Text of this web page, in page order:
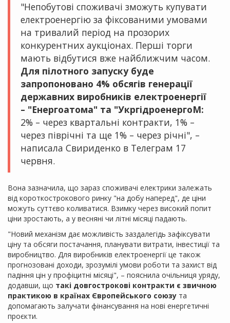
"Непобутові споживачі зможуть купувати
електроенергію за фіксованими умовами
на тривалий період на прозорих
конкурентних аукціонах. Перші торги
мають відбутися вже найближчим часом.
Для пілотного запуску буде
запропоновано 4% обсягів генерації
державних виробників електроенергії
– "Енергоатома" та "УкргідроенергоМ:
2% – через квартальні контракти, 1% –
через піврічні та ще 1% – через річні", –
написала Свириденко в Телеграм 17
червня.
Вона зазначила, що зараз споживачі електрики залежать
від короткострокового ринку "на добу наперед", де ціни
можуть суттєво коливатися. Взимку через високий попит
ціни зростають, а у весняні чи літні місяці падають.
"Новий механізм дає можливість заздалегідь зафіксувати
ціну та обсяги постачання, планувати витрати, інвестиції та
виробництво. Для виробників електроенергії це також
прогнозовані доходи, зрозумілі умови роботи та захист від
падіння цін у профіцитні місяці", – пояснила очільниця уряду,
додавши, що такі довгострокові контракти є звичною
практикою в країнах Європейського союзу та
допомагають залучати фінансування на нові енергетичні
проєкти.